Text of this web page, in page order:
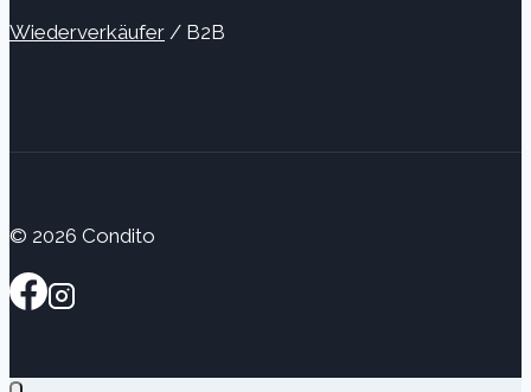
Wiederverkäufer / B2B
© 2026 Condito